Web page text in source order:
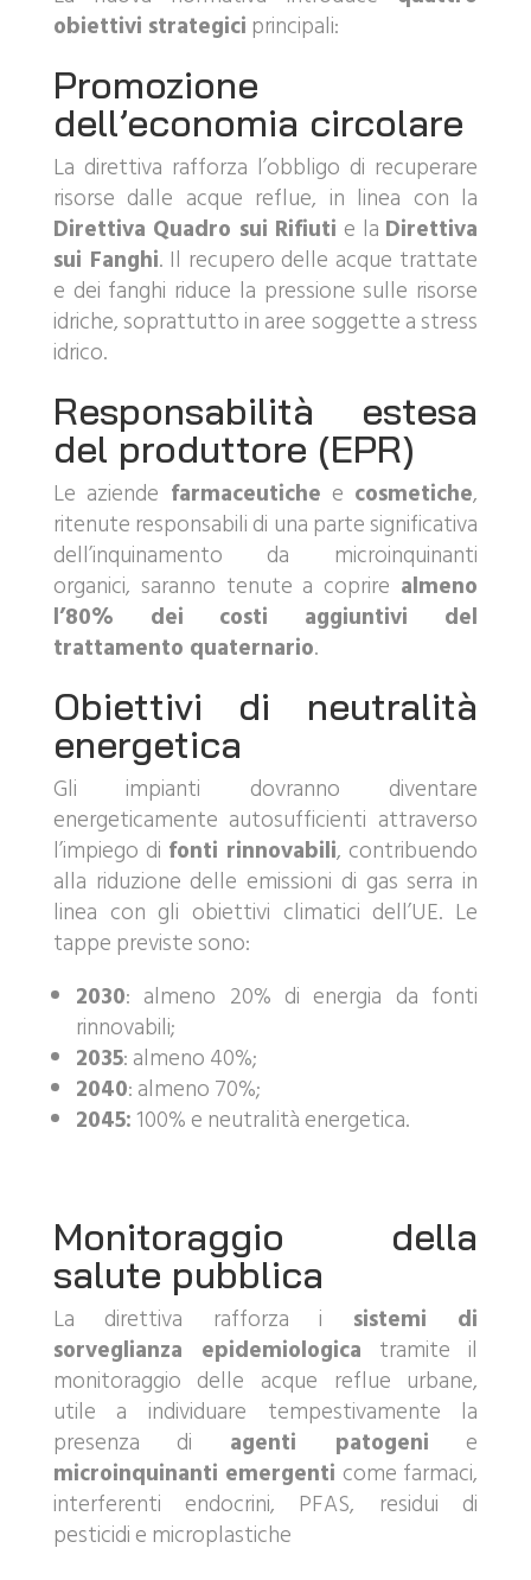
obiettivi strategiciprincipali:
Promozione
dell’economia circolare
La direttiva rafforza l’obbligo di recuperare
risorse dalle acque reflue, in linea con la
Direttiva Quadro sui Rifiuti e la Direttiva
sui Fanghi. Il recupero delle acque trattate
e dei fanghi riduce la pressione sulle risorse
idriche, soprattutto in aree soggette a stress
idrico.
Responsabilità estesa
del produttore (EPR)
Le aziende farmaceutiche e cosmetiche,
ritenute responsabili di una parte significativa
dell’inquinamento da microinquinanti
organici, saranno tenute a coprire almeno
l’80% dei costi aggiuntivi del
trattamento quaternario.
Obiettivi di neutralità
energetica
Gli impianti dovranno diventare
energeticamente autosufficienti attraverso
l’impiego di fonti rinnovabili, contribuendo
alla riduzione delle emissioni di gas serra in
linea con gli obiettivi climatici dell’UE. Le
tappe previste sono:
2030: almeno 20% di energia da fonti
rinnovabili;
2035: almeno 40%;
2040: almeno 70%;
2045:100% e neutralità energetica.
Monitoraggio della
salute pubblica
La direttiva rafforza i sistemi di
sorveglianza epidemiologica tramite il
monitoraggio delle acque reflue urbane,
utile a individuare tempestivamente la
presenza di agenti patogeni e
microinquinanti emergenti come farmaci,
interferenti endocrini, PFAS, residui di
pesticidi e microplastiche